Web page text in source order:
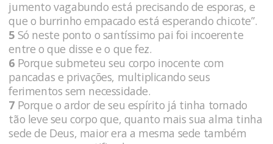
jumento vagabundo está precisando de esporas, e
que o burrinho empacado está esperando chicote”.
5 Só neste ponto o santíssimo pai foi incoerente
entre o que disse e o que fez.
6 Porque submeteu seu corpo inocente com
pancadas e privações, multiplicando seus
ferimentos sem necessidade.
7 Porque o ardor de seu espírito já tinha tornado
tão leve seu corpo que, quanto mais sua alma tinha
sede de Deus, maior era a mesma sede também